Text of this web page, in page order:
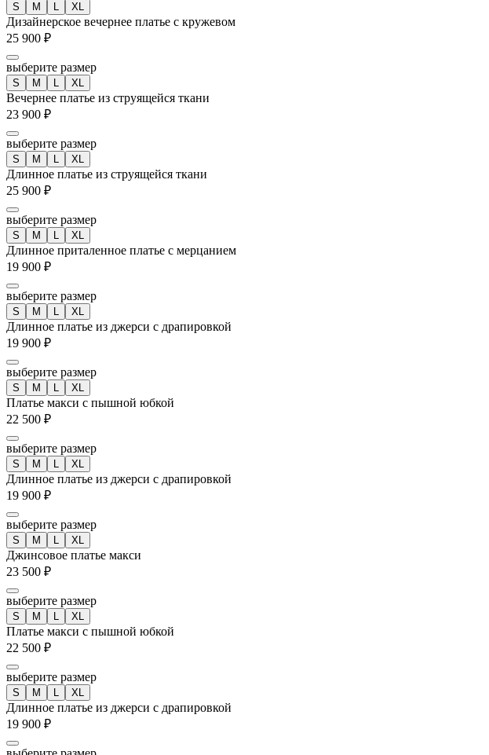
S M L XL
Дизайнерское вечернее платье с кружевом
25 900 ₽
выберите размер
S M L XL
Вечернее платье из струящейся ткани
23 900 ₽
выберите размер
S M L XL
Длинное платье из струящейся ткани
25 900 ₽
выберите размер
S M L XL
Длинное приталенное платье с мерцанием
19 900 ₽
выберите размер
S M L XL
Длинное платье из джерси с драпировкой
19 900 ₽
выберите размер
S M L XL
Платье макси с пышной юбкой
22 500 ₽
выберите размер
S M L XL
Длинное платье из джерси с драпировкой
19 900 ₽
выберите размер
S M L XL
Джинсовое платье макси
23 500 ₽
выберите размер
S M L XL
Платье макси с пышной юбкой
22 500 ₽
выберите размер
S M L XL
Длинное платье из джерси с драпировкой
19 900 ₽